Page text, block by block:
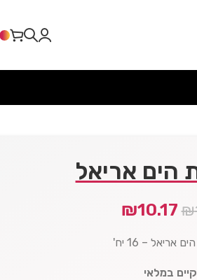
הים אריאל
₪
₪10.17
אריאל – 16 יח'
קיים במלאי